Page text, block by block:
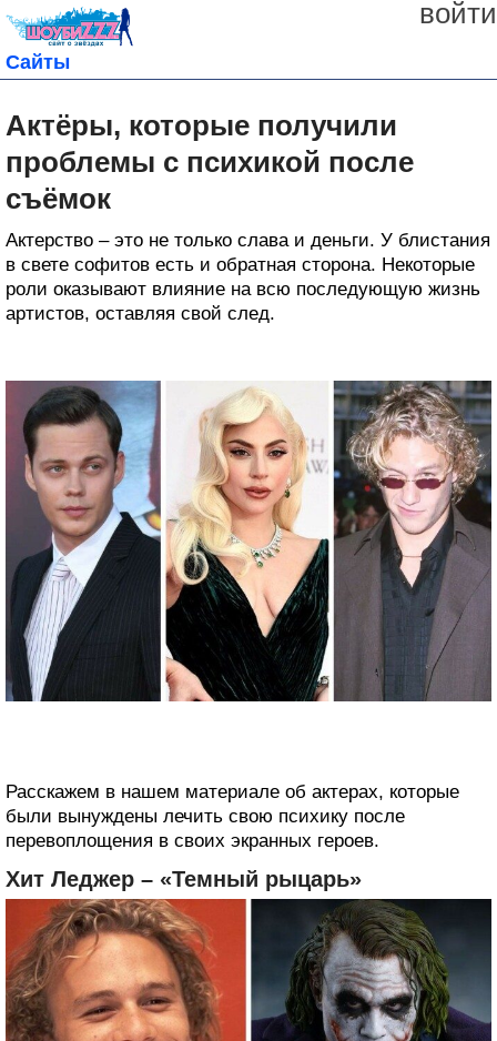
войти
Сайты
Актёры, которые получили
проблемы с психикой после
съёмок
Актерство – это не только слава и деньги. У блистания
в свете софитов есть и обратная сторона. Некоторые
роли оказывают влияние на всю последующую жизнь
артистов, оставляя свой след.
Расскажем в нашем материале об актерах, которые
были вынуждены лечить свою психику после
перевоплощения в своих экранных героев.
Хит Леджер – «Темный рыцарь»